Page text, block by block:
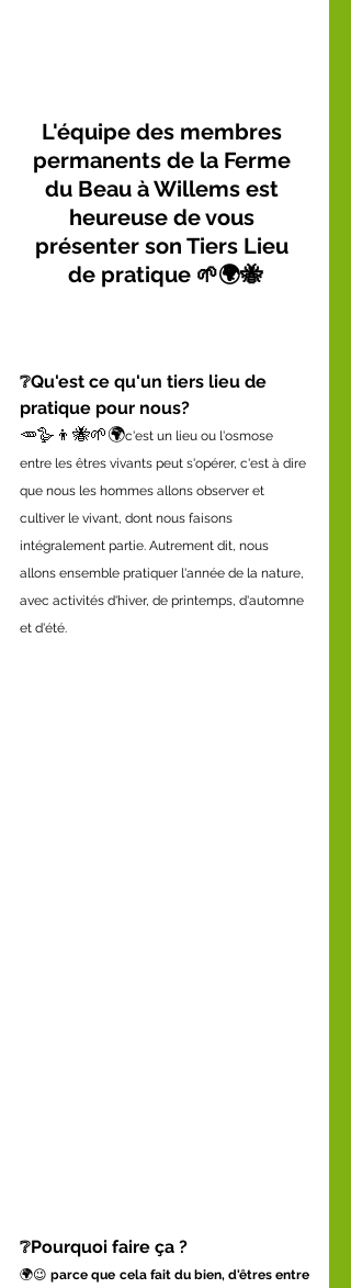
L'équipe des membres
permanents de la Ferme
du Beau à Willems est
heureuse de vous
présenter son Tiers Lieu
de pratique 🌱🌍🐝
❔Qu'est ce qu'un tiers lieu de
pratique pour nous?
🥕🪿👦🐝🌱🌍c'est un lieu ou l'osmose
entre les êtres vivants peut s'opérer, c'est à dire
que nous les hommes allons observer et
cultiver le vivant, dont nous faisons
intégralement partie. Autrement dit, nous
allons ensemble pratiquer l'année de la nature,
avec activités d'hiver, de printemps, d'automne
et d'été.
❔Pourquoi faire ça ?
🌍😉 parce que cela fait du bien, d'êtres entre